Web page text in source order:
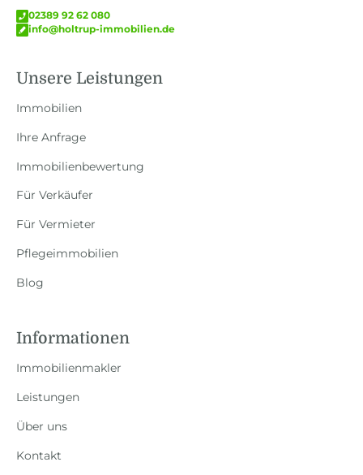
02389 92 62 080
info@holtrup-immobilien.de
Unsere Leistungen
Immobilien
Ihre Anfrage
Immobilienbewertung
Für Verkäufer
Für Vermieter
Pflegeimmobilien
Blog
Informationen
Immobilienmakler
Leistungen
Über uns
Kontakt